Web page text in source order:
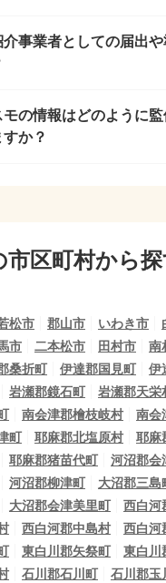
事業者としての届出
モの情報はどのように
か？
市区町村から
松市 郡山市 いわき市
市 二本松市 田村市 南
桑折町 伊達郡国見町
伊
岩瀬郡鏡石町
岩瀬郡天栄
南会津郡檜枝岐村
南会
町
耶麻郡北塩原村
耶麻
耶麻郡猪苗代町
河沼郡会
河沼郡柳津町 大沼郡三島
大沼郡会津美里町
西白河
西白河郡中島村
西白河
東白川郡矢祭町
東白川
石川郡石川町
石川郡玉